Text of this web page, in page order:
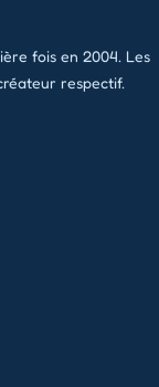
fois en 2004. Les
respectif.